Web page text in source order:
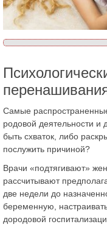
Самые
родовой деятельности и
быть схваток, либо
послужить причиной?
Врачи «подтягивают»
рассчитывают
две недели до
беременную,
дородовой